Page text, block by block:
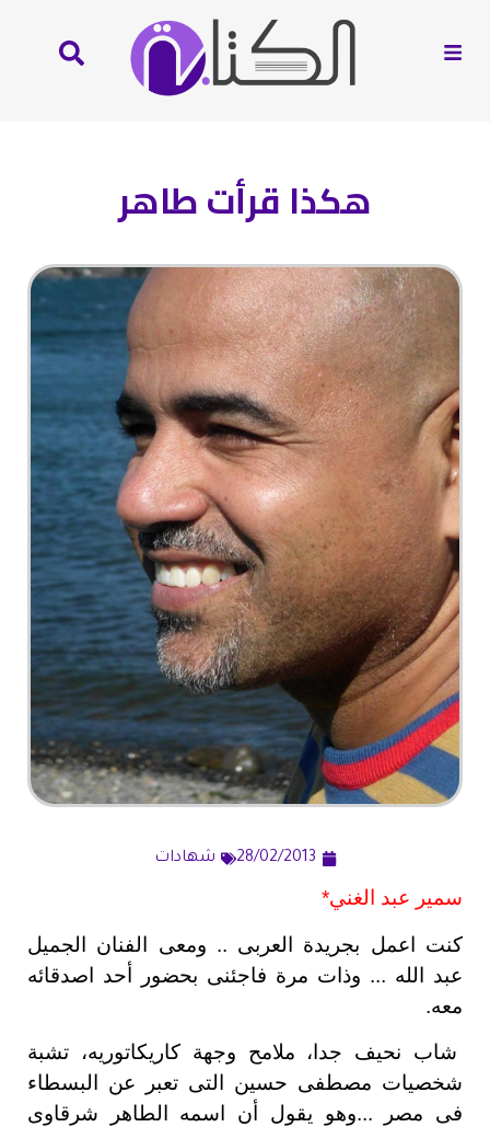
هكذا قرأت طاهر
28/02/2013 شهادات
سمير عبد الغني*
كنت اعمل بجريدة العربى .. ومعى الفنان الجميل
عبد الله ... وذات مرة فاجئنى بحضور أحد اصدقائه
معه.
شاب نحيف جدا، ملامح وجهة كاريكاتوريه، تشبة
شخصيات مصطفى حسين التى تعبر عن البسطاء
فى مصر ...وهو يقول أن اسمه الطاهر شرقاوى